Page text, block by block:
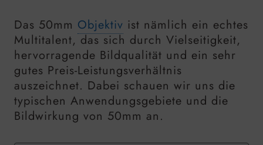
Das 50mm Objektiv ist nämlich ein echtes
Multitalent, das sich durch Vielseitigkeit,
hervorragende Bildqualität und ein sehr
gutes Preis-Leistungsverhältnis
auszeichnet. Dabei schauen wir uns die
typischen Anwendungsgebiete und die
Bildwirkung von 50mm an.